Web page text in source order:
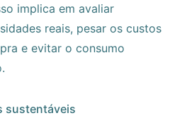
implica em avaliar
reais, pesar os custos
e evitar o consumo
sustentáveis